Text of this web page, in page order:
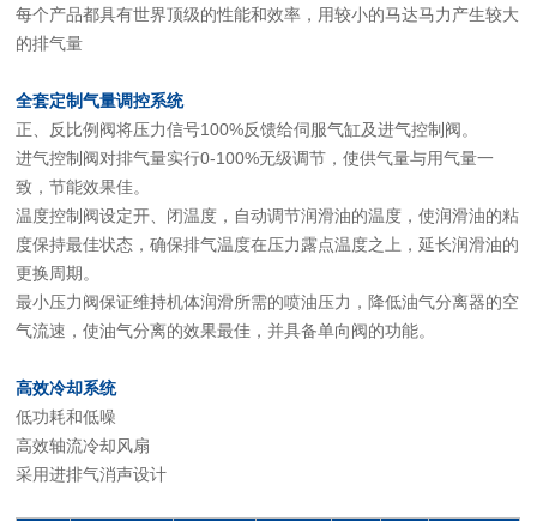
每个产品都具有世界顶级的性能和效率，用较小的马达马力产生较大
的排气量
全套定制气量调控系统
正、反比例阀将压力信号100%反馈给伺服气缸及进气控制阀。
进气控制阀对排气量实行0-100%无级调节，使供气量与用气量一
致，节能效果佳。
温度控制阀设定开、闭温度，自动调节润滑油的温度，使润滑油的粘
度保持最佳状态，确保排气温度在压力露点温度之上，延长润滑油的
更换周期。
最小压力阀保证维持机体润滑所需的喷油压力，降低油气分离器的空
气流速，使油气分离的效果最佳，并具备单向阀的功能。
高效冷却系统
低功耗和低噪
高效轴流冷却风扇
采用进排气消声设计